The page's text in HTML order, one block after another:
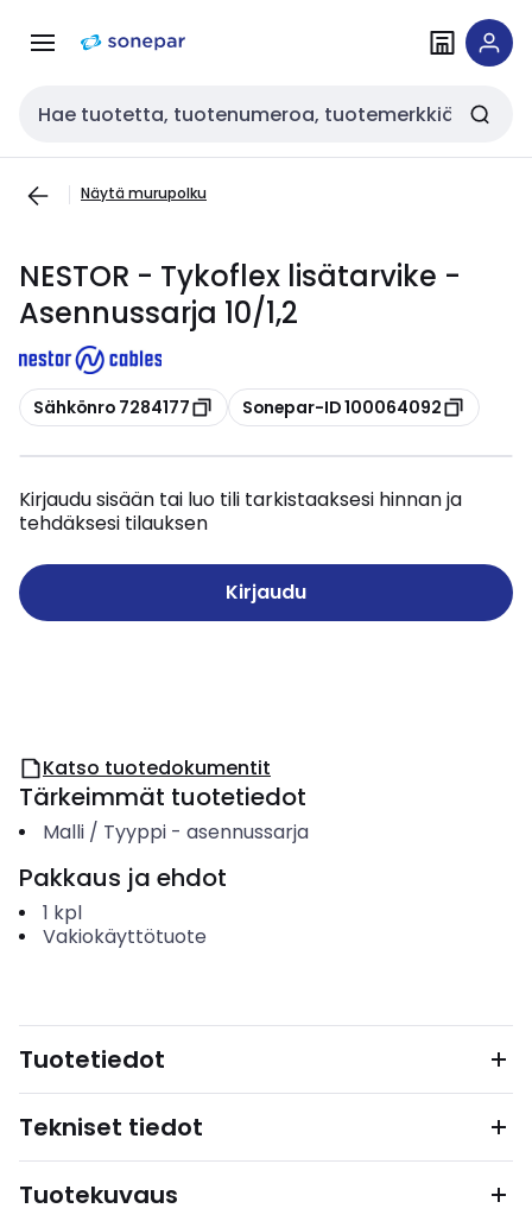
navigointiinsisältöön
Haku
Näytä murupolku
NESTOR - Tykoflex lisätarvike -
Asennussarja 10/1,2
Kopioi
Sähkönro 7284177 Kopioi
Sonepar-ID 100064092
Kirjaudu sisään tai luo tili tarkistaaksesi hinnan ja
tehdäksesi tilauksen
Kirjaudu
Katso tuotedokumentit
Tärkeimmät tuotetiedot
Malli / Tyyppi- asennussarja
Pakkaus ja ehdot
1 kpl
Vakiokäyttötuote
Tuotetiedot
Tekniset tiedot
Tuotekuvaus